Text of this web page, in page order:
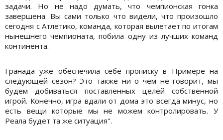
задачи. Но не надо думать, что чемпионская гонка
завершена. Вы сами только что видели, что произошло
сегодня с Атлетико, команда, которая вылетает по итогам
нынешнего чемпионата, побила одну из лучших команд
континента.
Гранада уже обеспечила себе прописку в Примере на
следующей сезон? Это также ни о чем не говорит, мы
будем добиваться поставленных целей собственной
игрой. Конечно, игра вдали от дома это всегда минус, но
есть вещи которые мы не можем контролировать. У
Реала будет та же ситуация".